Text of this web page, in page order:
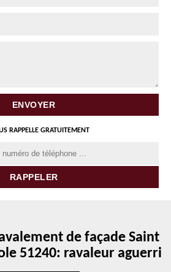
RAPPELLE GRATUITEMENT
de façade Saint
51240: ravaleur aguerri